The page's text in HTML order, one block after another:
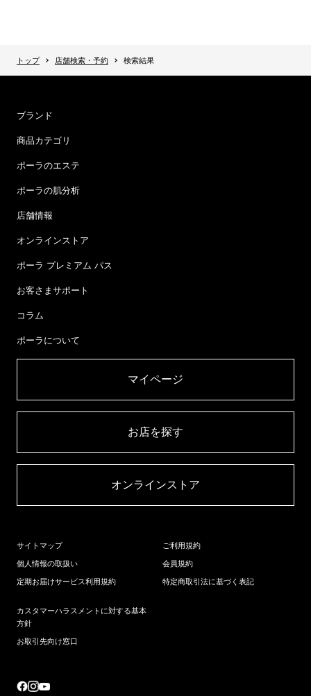
トップ 店舗検索・予約 検索結果
ブランド
商品カテゴリ
ポーラのエステ
ポーラの肌分析
店舗情報
オンラインストア
ポーラ プレミアム パス
お客さまサポート
コラム
ポーラについて
マイページ​
お店を探す​
オンラインストア​
サイトマップ
個人情報の取扱い
定期お届けサービス利用規約
ご利用規約
会員規約
特定商取引法に基づく表記
カスタマーハラスメントに対する基本
方針
お取引先向け窓口